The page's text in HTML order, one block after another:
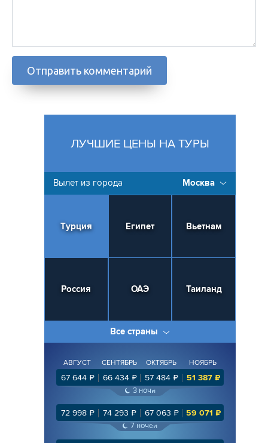
ЛУЧШИЕ ЦЕНЫ НА ТУРЫ
Вылет из города Москва
Турция Египет Вьетнам
Россия ОАЭ Таиланд
Все страны
АВГУСТ СЕНТЯБРЬ ОКТЯБРЬ НОЯБРЬ
67 644₽ 66 434₽ 57 484 ₽ 51 387 ₽
3 ночи
72 998₽ 74 293 ₽ 67 063 ₽ 59 071 ₽
7 ночей